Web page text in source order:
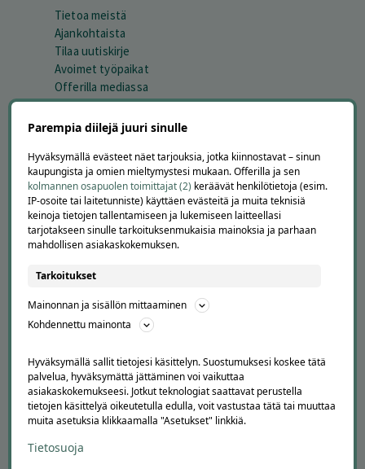
Tietoa meistä
Ajankohtaista
Tilaa uutiskirje
Avoimet työpaikat
Offerilla mediassa
YRITYKSILLE
Vaikuttajayhteistyö
Partneriportaali
LATAA APPI
SESONGISSA
Suosituimmat tarjoukset
Uusimmat tarjoukset
Kesätekemistä
Parempia diilejä juuri sinulle
Hyväksymällä evästeet näet tarjouksia, jotka kiinnostavat – sinun
kaupungista ja omien mieltymystesi mukaan. Offerilla ja sen
kolmannen osapuolen toimittajat (2) keräävät henkilötietoja (esim.
IP-osoite tai laitetunniste) käyttäen evästeitä ja muita teknisiä
keinoja tietojen tallentamiseen ja lukemiseen laitteellasi
tarjotakseen sinulle tarkoituksenmukaisia mainoksia ja parhaan
mahdollisen asiakaskokemuksen.
Tarkoitukset
Mainonnan ja sisällön mittaaminen
Kohdennettu mainonta
Hyväksymällä sallit tietojesi käsittelyn. Suostumuksesi koskee tätä
palvelua, hyväksymättä jättäminen voi vaikuttaa
asiakaskokemukseesi. Jotkut teknologiat saattavat perustella
tietojen käsittelyä oikeutetulla edulla, voit vastustaa tätä tai muuttaa
muita asetuksia klikkaamalla "Asetukset" linkkiä.
Tietosuoja